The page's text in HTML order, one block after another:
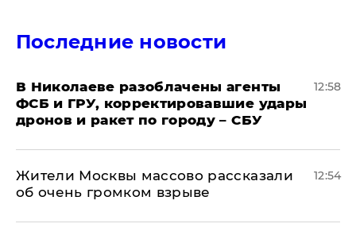
Последние новости
В Николаеве разоблачены агенты
ФСБ и ГРУ, корректировавшие удары
дронов и ракет по городу – СБУ
12:58
Жители Москвы массово рассказали
об очень громком взрыве
12:54